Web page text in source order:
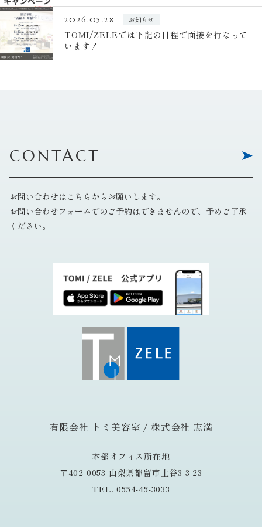
2026.05.28 お知らせ
TOMI/ZELEでは下記の日程で面接を行なって
います！
CONTACT
お問い合わせはこちらからお願いします。
お問い合わせフォームでのご予約はできませんので、予めご了承
ください。
有限会社 トミ美容室 / 株式会社 志満
本部オフィス所在地
〒402-0053 山梨県都留市上谷3-3-23
TEL. 0554-45-3033